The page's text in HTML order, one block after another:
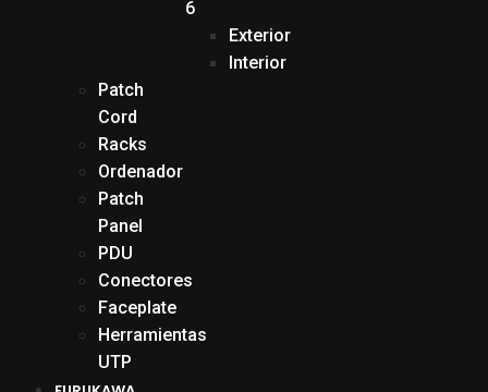
6
Exterior
Interior
Patch
Cord
Racks
Ordenador
Patch
Panel
PDU
Conectores
Faceplate
Herramientas
UTP